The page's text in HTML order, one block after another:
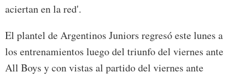
aciertan en la red'.
El plantel de Argentinos Juniors regresó este lunes a
los entrenamientos luego del triunfo del viernes ante
All Boys y con vistas al partido del viernes ante